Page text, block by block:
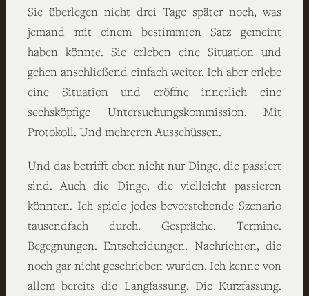
Sie überlegen nicht drei Tage später noch, was
jemand mit einem bestimmten Satz gemeint
haben könnte. Sie erleben eine Situation und
gehen anschließend einfach weiter. Ich aber erlebe
eine Situation und eröffne innerlich eine
sechsköpfige Untersuchungskommission. Mit
Protokoll. Und mehreren Ausschüssen.
Und das betrifft eben nicht nur Dinge, die passiert
sind. Auch die Dinge, die vielleicht passieren
könnten. Ich spiele jedes bevorstehende Szenario
tausendfach durch. Gespräche. Termine.
Begegnungen. Entscheidungen. Nachrichten, die
noch gar nicht geschrieben wurden. Ich kenne von
allem bereits die Langfassung. Die Kurzfassung.